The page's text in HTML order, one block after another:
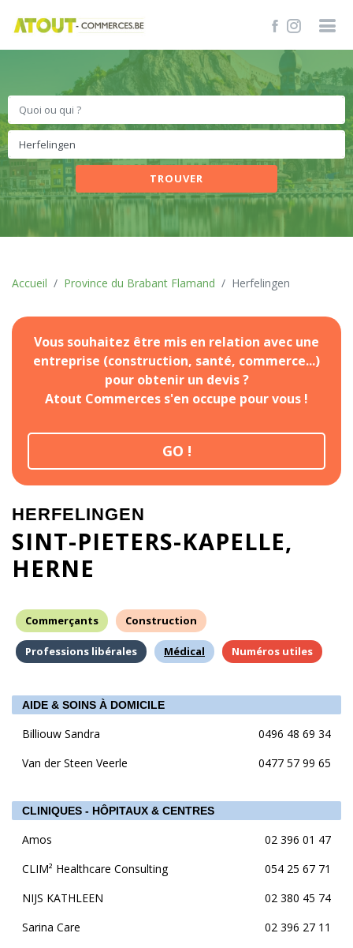
TROUVER
Accueil Province du Brabant Flamand Herfelingen
Vous souhaitez être mis en relation avec une
entreprise (construction, santé, commerce...)
pour obtenir un devis ?
Atout Commerces s'en occupe pour vous !
GO !
HERFELINGEN
SINT-PIETERS-KAPELLE
HERNE
Commerçants Construction
Professions libérales Médical Numéros utiles
AIDE & SOINS À DOMICILE
Billiouw Sandra
0496 48 69 34
Van der Steen Veerle
0477 57 99 65
CLINIQUES - HÔPITAUX & CENTRES
Amos
02 396 01 47
CLIM² Healthcare Consulting
054 25 67 71
NIJS KATHLEEN
02 380 45 74
Sarina Care
02 396 27 11